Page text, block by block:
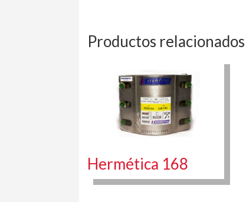
Productos relacionados
Hermética 168